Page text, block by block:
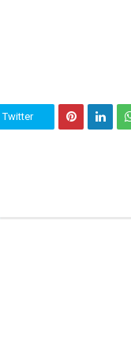
Twitter